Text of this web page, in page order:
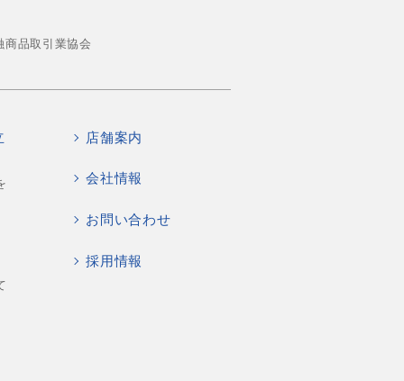
品取引業協会
店舗案内
会社情報
お問い合わせ
採用情報